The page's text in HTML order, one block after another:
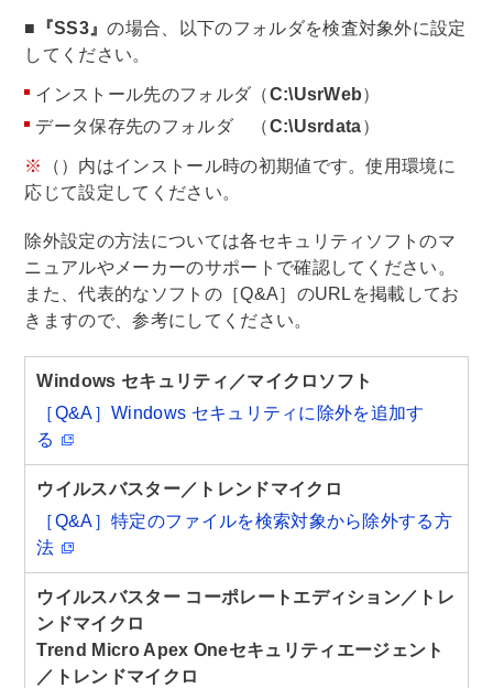
■ 『SS3』の場合、以下のフォルダを検査対象外に設定
してください。
インストール先のフォルダ（C:\UsrWeb）
データ保存先のフォルダ （C:\Usrdata）
※
（）内はインストール時の初期値です。使用環境に
応じて設定してください。
除外設定の方法については各セキュリティソフトのマ
ニュアルやメーカーのサポートで確認してください。
また、代表的なソフトの［Q&A］のURLを掲載してお
きますので、参考にしてください。
Windows セキュリティ／マイクロソフト
［Q&A］Windows セキュリティに除外を追加す
る
ウイルスバスター／トレンドマイクロ
［Q&A］特定のファイルを検索対象から除外する方
法
ウイルスバスター コーポレートエディション／トレ
ンドマイクロ
Trend Micro Apex Oneセキュリティエージェント
／トレンドマイクロ